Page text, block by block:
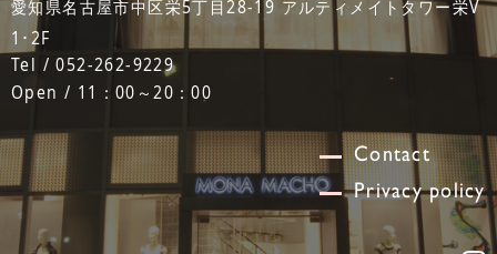
愛知県名古屋市中区栄5丁目28-19 アルティメイトタワー栄V
1･2F
Tel / 052-262-9229
Open / 11：00～20：00
Contact
Privacy policy